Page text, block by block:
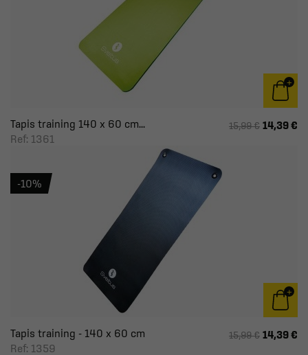
Tapis training 140 x 60 cm...
Ref: 1361
15,99 € 14,39 €
Tapis training - 140 x 60 cm
Ref: 1359
15,99 € 14,39 €
-10%